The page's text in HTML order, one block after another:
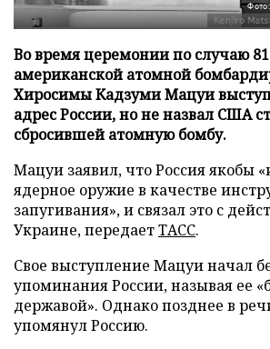
Во время церемонии по случаю
американской атомной
Хиросимы Кадзуми Мацуи
адрес России, но не назвал США
сбросившей атомную бомбу.
Мацуи заявил, что Россия якобы
ядерное оружие в качестве
запугивания», и связал это с
Украине, передаетТАСС.
Свое выступление Мацуи начал
упоминания России, называя ее
державой». Однако позднее в
упомянул Россию.